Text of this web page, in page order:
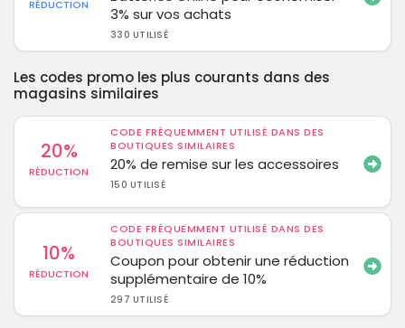
RÉDUCTION
3% sur vos achats
330 UTILISÉ
Les codes promo les plus courants dans des
magasins similaires
20%
RÉDUCTION
CODE FRÉQUEMMENT UTILISÉ DANS DES
BOUTIQUES SIMILAIRES
20% de remise sur les accessoires
150 UTILISÉ
10%
RÉDUCTION
CODE FRÉQUEMMENT UTILISÉ DANS DES
BOUTIQUES SIMILAIRES
Coupon pour obtenir une réduction
supplémentaire de 10%
297 UTILISÉ